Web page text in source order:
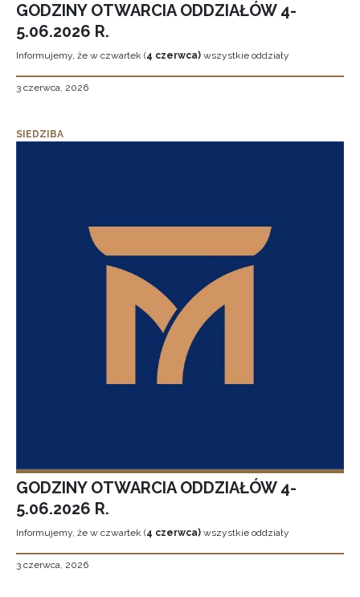
GODZINY OTWARCIA ODDZIAŁÓW 4-
5.06.2026 R.
Informujemy, że w czwartek (4 czerwca) wszystkie oddziały
3 czerwca, 2026
SIEDZIBA
GODZINY OTWARCIA ODDZIAŁÓW 4-
5.06.2026 R.
Informujemy, że w czwartek (4 czerwca) wszystkie oddziały
3 czerwca, 2026